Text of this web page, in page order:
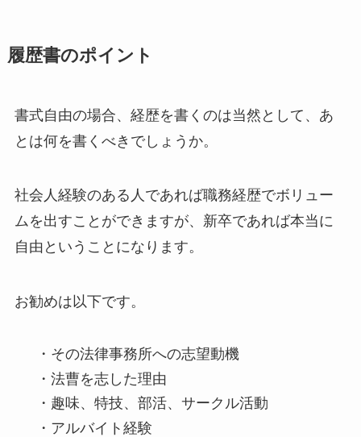
履歴書のポイント
書式自由の場合、経歴を書くのは当然として、あ
とは何を書くべきでしょうか。
社会人経験のある人であれば職務経歴でボリュー
ムを出すことができますが、新卒であれば本当に
自由ということになります。
お勧めは以下です。
・その法律事務所への志望動機
・法曹を志した理由
・趣味、特技、部活、サークル活動
・アルバイト経験